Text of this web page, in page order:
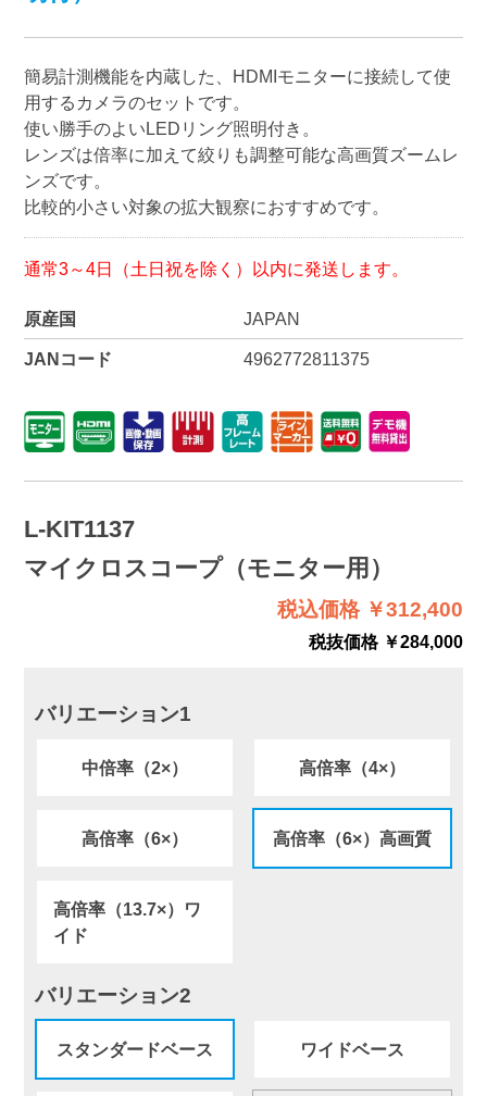
簡易計測機能を内蔵した、HDMIモニターに接続して使
用するカメラのセットです。
使い勝手のよいLEDリング照明付き。
レンズは倍率に加えて絞りも調整可能な高画質ズームレ
ンズです。
比較的小さい対象の拡大観察におすすめです。
通常3～4日（土日祝を除く）以内に発送します。
原産国 JAPAN
JANコード 4962772811375
L-KIT1137
マイクロスコープ（モニター用）
税込価格 ￥312,400
税抜価格 ￥284,000
バリエーション1
中倍率（2×） 高倍率（4×）
高倍率（6×） 高倍率（6×）高画質
高倍率（13.7×）ワ
イド
バリエーション2
スタンダードベース ワイドベース